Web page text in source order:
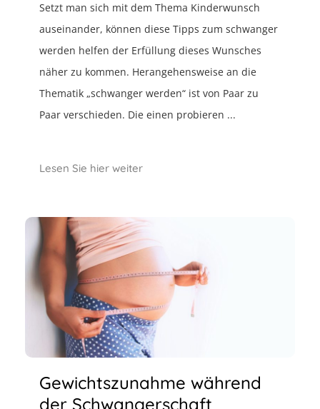
Setzt man sich mit dem Thema Kinderwunsch
auseinander, können diese Tipps zum schwanger
werden helfen der Erfüllung dieses Wunsches
näher zu kommen. Herangehensweise an die
Thematik „schwanger werden“ ist von Paar zu
Paar verschieden. Die einen probieren ...
Lesen Sie hier weiter
Gewichtszunahme während
der Schwangerschaft